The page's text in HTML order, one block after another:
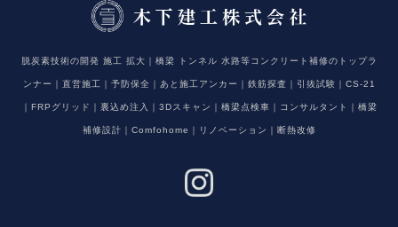
脱炭素技術の開発 施工 拡大｜橋梁 トンネル 水路等コンクリート補修のトップラ
ンナー｜直営施工｜予防保全｜あと施工アンカー｜鉄筋探査｜引抜試験｜CS-21
｜FRPグリッド｜裏込め注入｜3Dスキャン｜橋梁点検車｜コンサルタント｜橋梁
補修設計｜Comfohome｜リノベーション｜断熱改修